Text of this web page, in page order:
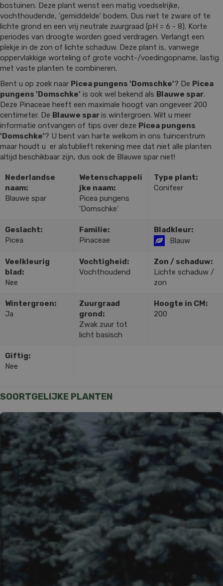
bostuinen. Deze plant wenst een matig voedselrijke,
vochthoudende, 'gemiddelde' bodem. Dus niet te zware of te
lichte grond en een vrij neutrale zuurgraad (pH = 6 - 8). Korte
periodes van droogte worden goed verdragen. Verlangt een
plekje in de zon of lichte schaduw. Deze plant is, vanwege
oppervlakkige worteling of grote vocht-/voedingopname, lastig
met vaste planten te combineren.
Bent u op zoek naar Picea pungens 'Domschke'? De Picea
pungens 'Domschke' is ook wel bekend als Blauwe spar.
Deze Pinaceae heeft een maximale hoogt van ongeveer 200
centimeter. De Blauwe sparis wintergroen. Wilt u meer
informatie ontvangen of tips over deze Picea pungens
'Domschke'? U bent van harte welkom in ons tuincentrum
maar houdt u er alstublieft rekening mee dat niet alle planten
altijd beschikbaar zijn, dus ook de Blauwe spar niet!
Nederlandse
naam:
Blauwe spar
Wetenschappeli
jke naam:
Picea pungens
'Domschke'
Type plant:
Conifeer
Geslacht:
Picea
Familie:
Pinaceae
Bladkleur:
Blauw
Veelkleurig
blad:
Nee
Vochtigheid:
Vochthoudend
Zon / schaduw:
Lichte schaduw /
zon
Wintergroen:
Ja
Zuurgraad
grond:
Zwak zuur tot
licht basisch
Hoogte in CM:
200
Giftig:
Nee
SOORTGELIJKE PLANTEN